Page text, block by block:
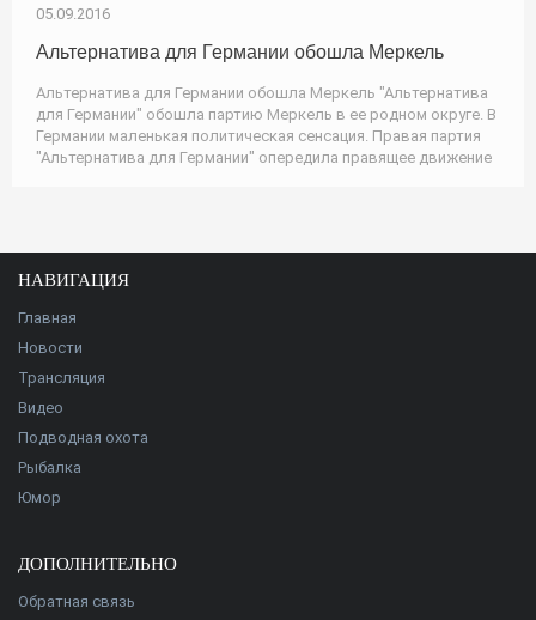
05.09.2016
Альтернатива для Германии обошла Меркель
Альтернатива для Германии обошла Меркель "Альтернатива
для Германии" обошла партию Меркель в ее родном округе. В
Германии маленькая политическая сенсация. Правая партия
"Альтернатива для Германии" опередила правящее движение
НАВИГАЦИЯ
Главная
Новости
Трансляция
Видео
Подводная охота
Рыбалка
Юмор
ДОПОЛНИТЕЛЬНО
Обратная связь